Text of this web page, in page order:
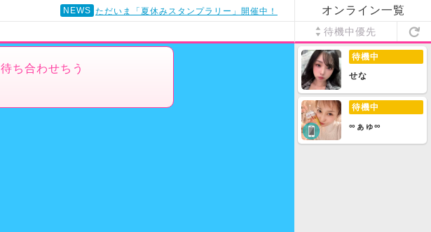
NEWS ただいま「夏休みスタンプラリー」開催中！
待ち合わせちう
オンライン一覧
待機中優先
待機中
せな
待機中
∞ぁゅ∞